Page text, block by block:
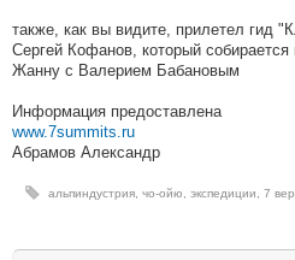
также, как вы видите, прилетел гид
Сергей Кофанов, который
Жанну с Валерием Бабановым
Информация предоставлена
www.7summits.ru
Абрамов Александр
альпиндустрия, чо-ойю, экспедиции, 7